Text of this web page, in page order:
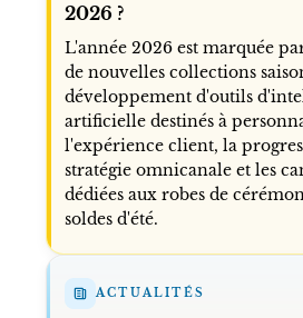
2026 ?
L'année 2026 est marquée
de nouvelles collections
développement d'outils
artificielle destinés à
l'expérience client, la
stratégie omnicanale et les
dédiées aux robes de
soldes d'été.
ACTUALITÉS